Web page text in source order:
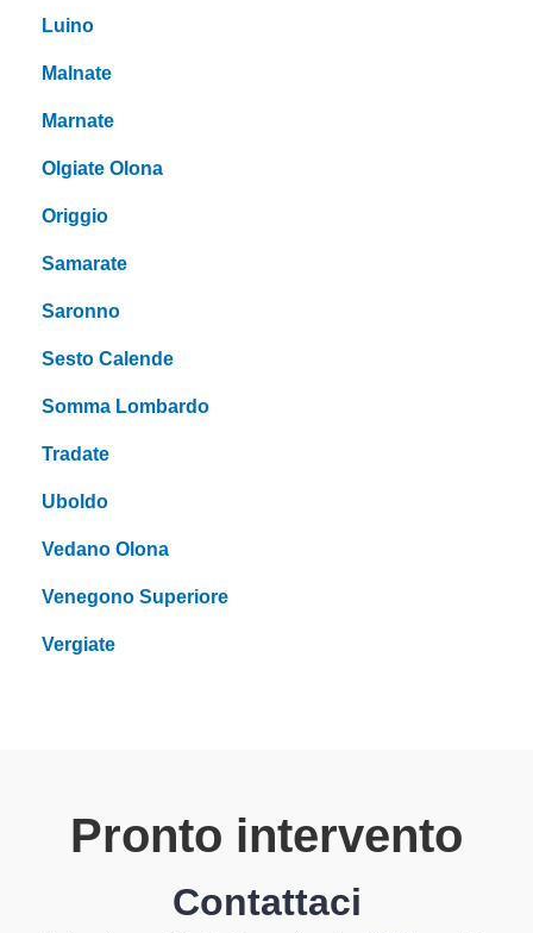
Luino
Malnate
Marnate
Olgiate Olona
Origgio
Samarate
Saronno
Sesto Calende
Somma Lombardo
Tradate
Uboldo
Vedano Olona
Venegono Superiore
Vergiate
Pronto intervento
Contattaci